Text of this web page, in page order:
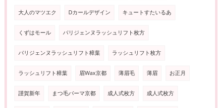
大人のマツエク Dカールデザイン キュートすたいるあ
くずはモール パリジェンヌラッシュリフト枚方
パリジェンヌラッシュリフト樟葉 ラッシュリフト枚方
ラッシュリフト樟葉 眉Wax京都 薄眉毛 薄眉 お正月
謹賀新年 まつ毛パーマ京都 成人式枚方 成人式枚方